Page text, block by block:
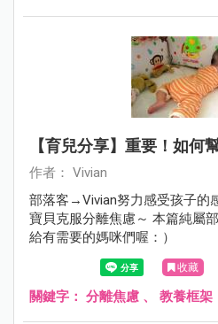
【育兒分享】重要！如何
作者： Vivian
部落客→Vivian努力感受孩子的
寶貝克服分離焦慮～ 本篇純屬
給有需要的媽咪們喔：）
收藏
關鍵字： 分離焦慮 、 教養框架